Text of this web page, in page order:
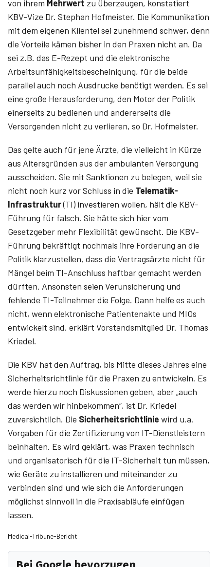
von ihrem Mehrwert zu überzeugen, konstatiert
KBV-Vize Dr. Stephan Hofmeister. Die Kommunikation
mit dem eigenen Klientel sei zunehmend schwer, denn
die Vorteile kämen bisher in den Praxen nicht an. Da
sei z.B. das E-Rezept und die elektronische
Arbeitsunfähigkeitsbescheinigung, für die beide
parallel auch noch Ausdrucke benötigt werden. Es sei
eine große Herausforderung, den Motor der Politik
einerseits zu bedienen und andererseits die
Versorgenden nicht zu verlieren, so Dr. Hofmeister.
Das gelte auch für jene Ärzte, die vielleicht in Kürze
aus Altersgründen aus der ambulanten Versorgung
ausscheiden. Sie mit Sanktionen zu belegen, weil sie
nicht noch kurz vor Schluss in die Telematik-
Infrastruktur(TI) investieren wollen, hält die KBV-
Führung für falsch. Sie hätte sich hier vom
Gesetzgeber mehr Flexibilität gewünscht. Die KBV-
Führung bekräftigt nochmals ihre Forderung an die
Politik klarzustellen, dass die Vertragsärzte nicht für
Mängel beim TI-Anschluss haftbar gemacht werden
dürften. Ansonsten seien Verunsicherung und
fehlende TI-Teilnehmer die Folge. Dann helfe es auch
nicht, wenn elektronische Patientenakte und MIOs
entwickelt sind, erklärt Vorstandsmitglied Dr. Thomas
Kriedel.
Die KBV hat den Auftrag, bis Mitte dieses Jahres eine
Sicherheitsrichtlinie für die Praxen zu entwickeln. Es
werde hierzu noch Diskussionen geben, aber „auch
das werden wir hinbekommen“, ist Dr. Kriedel
zuversichtlich. Die Sicherheitsrichtlinie wird u.a.
Vorgaben für die Zertifizierung von IT-Dienstleistern
beinhalten. Es wird geklärt, was Praxen technisch
und organisatorisch für die IT-Sicherheit tun müssen,
wie Geräte zu installieren und miteinander zu
verbinden sind und wie sich die Anforderungen
möglichst sinnvoll in die Praxisabläufe einfügen
lassen.
Medical-Tribune-Bericht